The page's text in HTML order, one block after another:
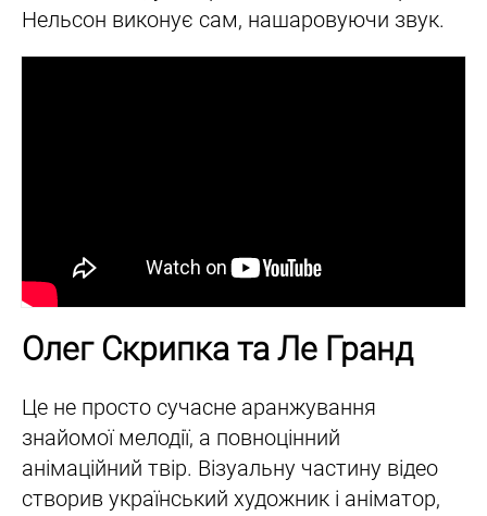
Нельсон виконує сам, нашаровуючи звук.
Олег Скрипка та Ле Гранд
Це не просто сучасне аранжування
знайомої мелодії, а повноцінний
анімаційний твір. Візуальну частину відео
створив український художник і аніматор,